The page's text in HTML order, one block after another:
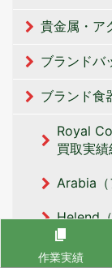
貴金属・ア
ブランドバ
ブランド食
Royal
買取実績
Arabia（
Helend
Lyddro（
作業実績